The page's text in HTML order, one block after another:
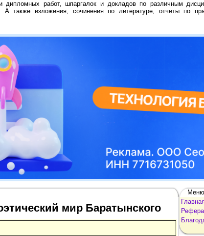
дипломных работ, шпаргалок и докладов по различным
также изложения, сочинения по литературе, отчеты по
мир Баратынского
Меню